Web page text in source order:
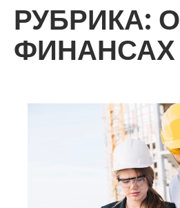
РУБРИКА: О
ФИНАНСАХ